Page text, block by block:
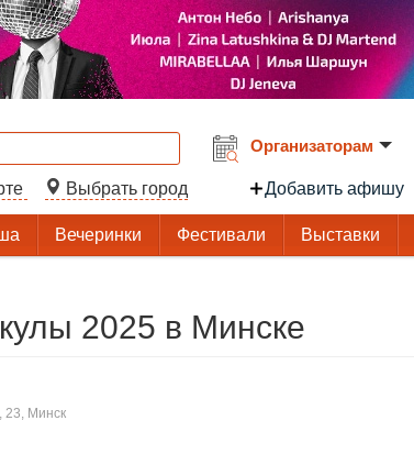
Выбрать город
Организаторам
Добавить афишу
Вечеринки Фестивали Выставки
2025 в Минске
23, Минск